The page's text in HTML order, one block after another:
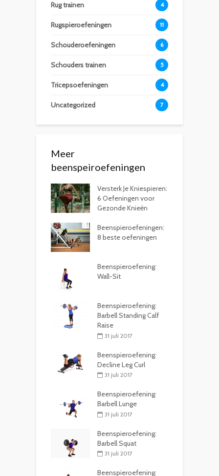
Rug trainen 4
Rugspieroefeningen 11
Schouderoefeningen 6
Schouders trainen 5
Tricepsoefeningen 4
Uncategorized 7
Meer
beenspeiroefeningen
Versterk Je Kniespieren:
6 Oefeningen voor
Gezonde Knieën
Beenspieroefeningen:
8 beste oefeningen
Beenspieroefening:
Wall-Sit
Beenspieroefening:
Barbell Standing Calf
Raise
31 juli 2017
Beenspieroefening:
Decline Leg Curl
31 juli 2017
Beenspieroefening:
Barbell Lunge
31 juli 2017
Beenspieroefening:
Barbell Squat
31 juli 2017
Beenspieroefening: